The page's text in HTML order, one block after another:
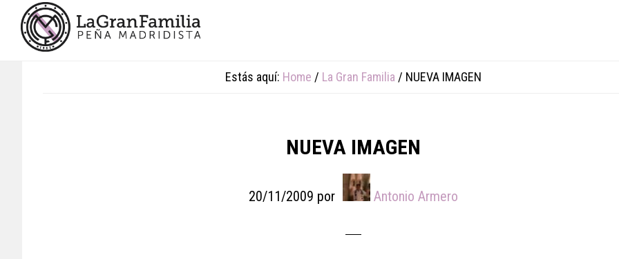
primary
footer
Estás aquí: Home / La Gran Familia / NUEVA IMAGEN
NUEVA IMAGEN
20/11/2009 por Antonio Armero